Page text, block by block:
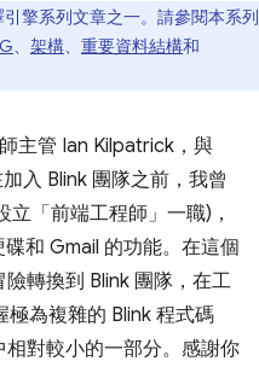
擎系列文章之一。請參閱本系列
、 架構、 重要資料結構和
主管 Ian Kilpatrick，與
入 Blink 團隊之前，我曾
「前端工程師」一職)，
和 Gmail 的功能。在這個
轉換到 Blink 團隊，在工
為複雜的 Blink 程式碼
對較小的一部分。感謝你